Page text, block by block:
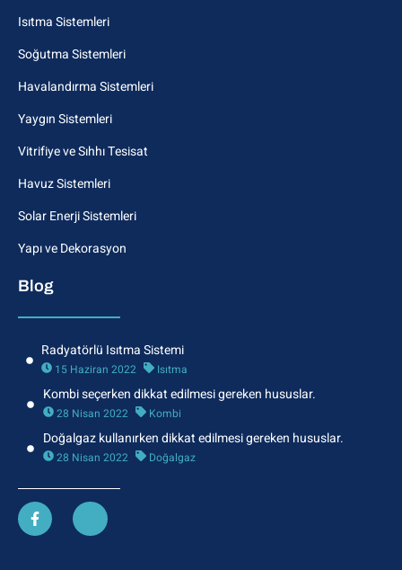
Isıtma Sistemleri
Soğutma Sistemleri
Havalandırma Sistemleri
Yaygın Sistemleri
Vitrifiye ve Sıhhı Tesisat
Havuz Sistemleri
Solar Enerji Sistemleri
Yapı ve Dekorasyon
Blog
Radyatörlü Isıtma Sistemi
15 Haziran 2022 Isıtma
Kombi seçerken dikkat edilmesi gereken hususlar.
28 Nisan 2022 Kombi
Doğalgaz kullanırken dikkat edilmesi gereken hususlar.
28 Nisan 2022 Doğalgaz